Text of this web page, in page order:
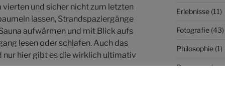
vierten und sicher nicht zum letzten
lassen, Strandspaziergänge
aufwärmen und mit Blick aufs
lesen oder schlafen. Auch das
nur hier gibt es die wirklich ultimativ
Erlebnisse(11)
Fotografie(43)
Philosophie(1)